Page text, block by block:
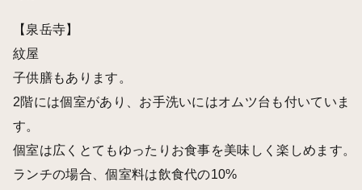
【泉岳寺】
紋屋
子供膳もあります。
2階には個室があり、お手洗いにはオムツ台も付いていま
す。
個室は広くとてもゆったりお食事を美味しく楽しめます。
ランチの場合、個室料は飲食代の10%